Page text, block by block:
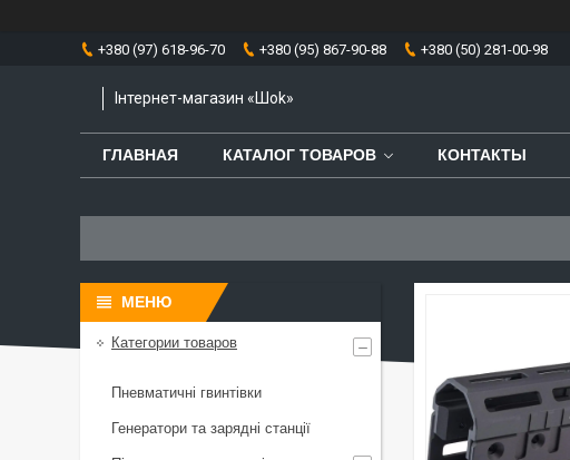
+380 (97) 618-96-70 +380 (95) 867-90-88 +380 (50) 281-00-98
Інтернет-магазин «Шоk»
ГЛАВНАЯ КАТАЛОГ ТОВАРОВ КОНТАКТЫ
Категории товаров
Пневматичні гвинтівки
Генератори та зарядні станції